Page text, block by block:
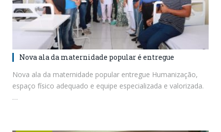
Nova ala da maternidade popular é entregue
Nova ala da maternidade popular entregue Humanização,
espaço físico adequado e equipe especializada e valorizada.
…